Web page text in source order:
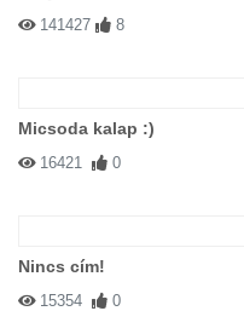
141427 8
Micsoda kalap :)
16421 0
Nincs cím!
15354 0